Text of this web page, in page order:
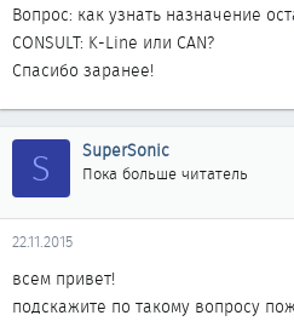
Вопрос: как узнать назначение
CONSULT: K-Line или CAN?
Спасибо заранее!
S SuperSonic
Пока больше читатель
22.11.2015
всем привет!
подскажите по такому вопросу